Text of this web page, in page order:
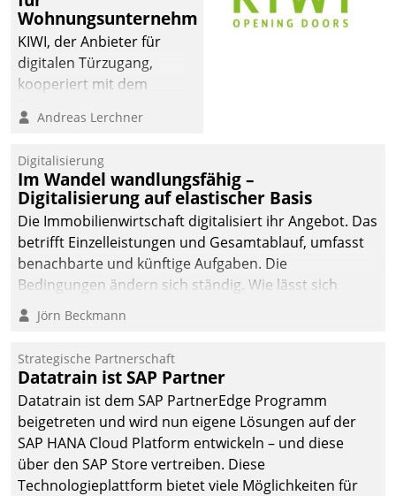
Wohnungsunternehmen
KIWI, der Anbieter für
digitalen Türzugang,
kooperiert mit dem
Softwareentwicklungshaus
Andreas Lerchner
Digitalisierung
Im Wandel wandlungsfähig –
Digitalisierung auf elastischer Basis
Die Immobilienwirtschaft digitalisiert ihr Angebot. Das
betrifft Einzelleistungen und Gesamtablauf, umfasst
benachbarte und künftige Aufgaben. Die
Bedingungen ändern sich ständig. Wie lässt sich
technisch die Kontrolle wahren und zugleich Freiraum
fürs Wachsen öffnen?
Jörn Beckmann
Strategische Partnerschaft
Datatrain ist SAP Partner
Datatrain ist dem SAP PartnerEdge Programm
beigetreten und wird nun eigene Lösungen auf der
SAP HANA Cloud Platform entwickeln – und diese
über den SAP Store vertreiben. Diese
Technologieplattform bietet viele Möglichkeiten für